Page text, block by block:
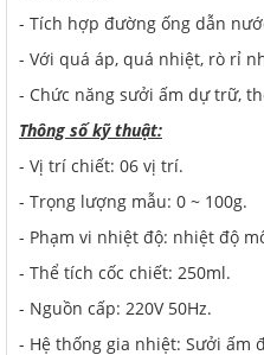
- Tích hợp đường ống dẫn
- Với quá áp, quá nhiệt, rò rỉ
- Chức năng sưởi ấm dự trữ,
Thông số kỹ thuật:
- Vị trí chiết: 06 vị trí.
- Trọng lượng mẫu: 0 ~ 100g.
- Phạm vi nhiệt độ: nhiệt độ
- Thể tích cốc chiết: 250ml.
- Nguồn cấp: 220V 50Hz.
- Hệ thống gia nhiệt: Sưởi ấm